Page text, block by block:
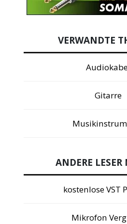
VERWANDTE
Gitarre
ANDERE LESER
kostenlose VST
Mikrofon